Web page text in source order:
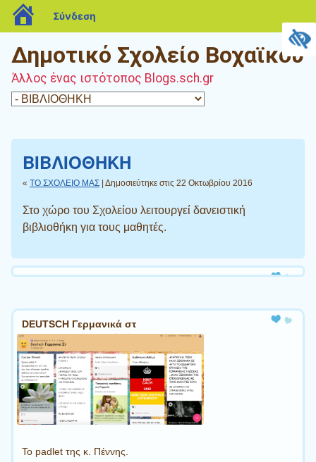
Δημοτικό Σχολείο Βοχαϊκού
Άλλος ένας ιστότοπος Blogs.sch.gr
ΒΙΒΛΙΟΘΗΚΗ
« ΤΟ ΣΧΟΛΕΙΟ ΜΑΣ | Δημοσιεύτηκε στις 22 Οκτωβρίου 2016
Στο χώρο του Σχολείου λειτουργεί δανειστική
βιβλιοθήκη για τους μαθητές.
DEUTSCH Γερμανικά στ
Το padlet της κ. Πέννης.
blogs.sch.gr
Σύνδεση